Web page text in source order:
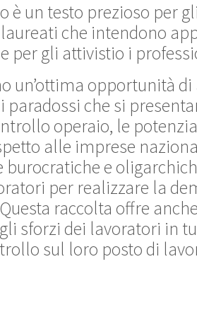
è un testo prezioso per
che intendono
per gli attivistio i
un’ottima opportunità
paradossi che si
operaio, le
alle imprese
burocratiche e
per realizzare la
raccolta offre
sforzi dei lavoratori in
sul loro posto di